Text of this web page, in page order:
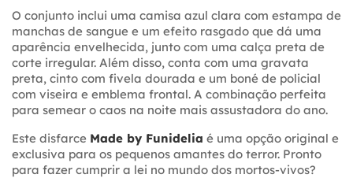
O conjunto inclui uma camisa azul clara com estampa de
manchas de sangue e um efeito rasgado que dá uma
aparência envelhecida, junto com uma calça preta de
corte irregular. Além disso, conta com uma gravata
preta, cinto com fivela dourada e um boné de policial
com viseira e emblema frontal. A combinação perfeita
para semear o caos na noite mais assustadora do ano.
Este disfarce Made by Funidelia é uma opção original e
exclusiva para os pequenos amantes do terror. Pronto
para fazer cumprir a lei no mundo dos mortos-vivos?